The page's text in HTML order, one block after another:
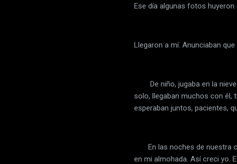
Ese día algunas fotos huyeron
Llegaron a mí. Anunciaban
De niño, jugaba en la nieve
solo, llegaban muchos con él,
esperaban juntos, pacientes,
En las noches de nuestra
en mi almohada. Así creci yo.